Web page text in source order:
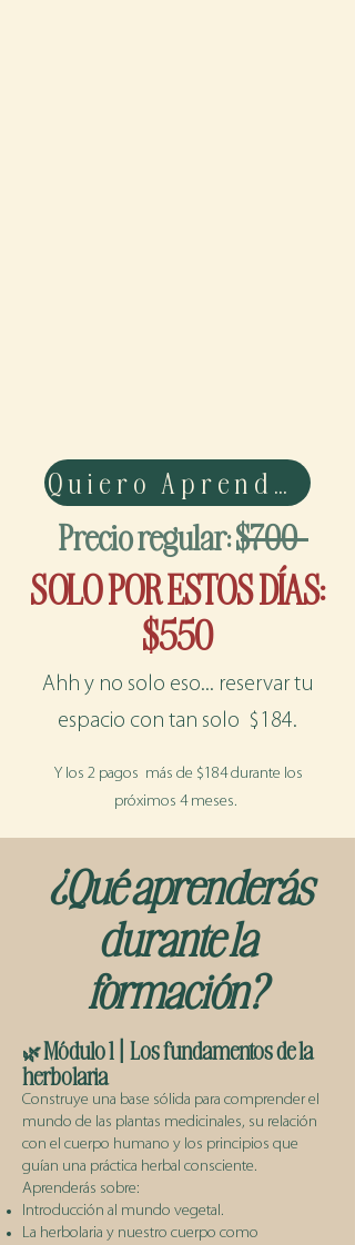
Quiero Aprender
Precio regular: $700
SOLO POR ESTOS DÍAS:
$550
Ahh y no solo eso... reservar tu
espacio con tan solo $184.
Y los 2 pagos más de $184 durante los
próximos 4 meses.
¿Qué aprenderás
durante la
formación?
🌿Módulo 1 | Los fundamentos de la
herbolaria
Construye una base sólida para comprender el
mundo de las plantas medicinales, su relación
con el cuerpo humano y los principios que
guían una práctica herbal consciente.
Aprenderás sobre:
Introducción al mundo vegetal.
La herbolaria y nuestro cuerpo como